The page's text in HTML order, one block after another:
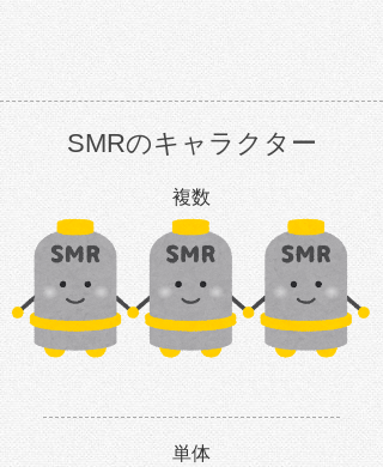
SMRのキャラクター
複数
単体